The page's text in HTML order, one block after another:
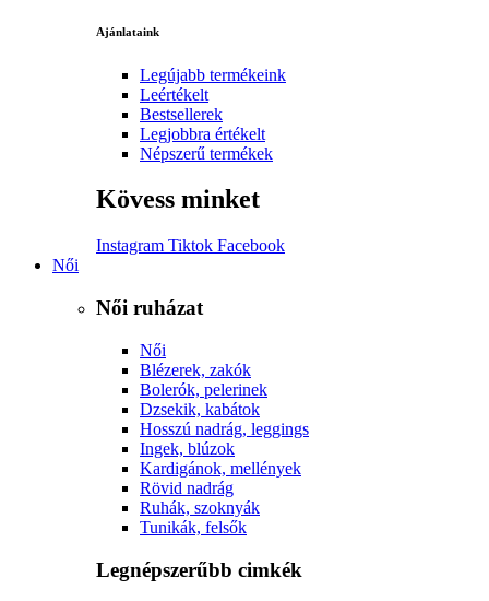
Ajánlataink
Legújabb termékeink
Leértékelt
Bestsellerek
Legjobbra értékelt
Népszerű termékek
Kövess minket
Instagram Tiktok Facebook
Női
Női ruházat
Női
Blézerek, zakók
Bolerók, pelerinek
Dzsekik, kabátok
Hosszú nadrág, leggings
Ingek, blúzok
Kardigánok, mellények
Rövid nadrág
Ruhák, szoknyák
Tunikák, felsők
Legnépszerűbb cimkék